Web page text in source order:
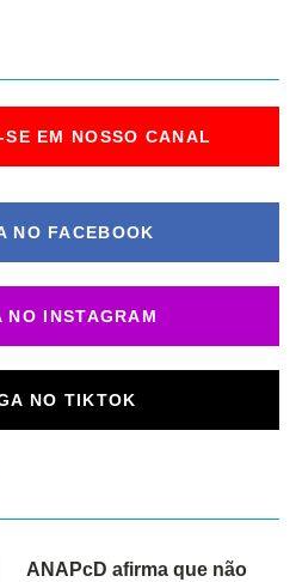
SE EM NOSSO CANAL
NO FACEBOOK
NO INSTAGRAM
NO TIKTOK
ANAPcD afirma que não